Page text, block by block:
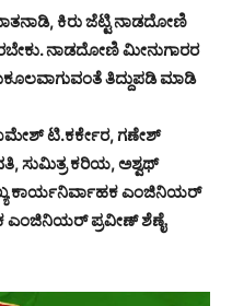
ಕಿರು ಜೆಟ್ಟಿ ನಾಡದೋಣಿ
ನಾಡದೋಣಿ ಮೀನುಗಾರರ
ತಿದ್ದುಪಡಿ ಮಾಡಿ
ಟಿ.ಕರ್ಕೇರ, ಗಣೇಶ್
ಸುಮಿತ್ರ ಕರಿಯ, ಅಶ್ವಥ್
ಕಾರ್ಯನಿರ್ವಾಹಕ ಎಂಜಿನಿಯರ್
ಪ್ರವೀಣ್ ಶೆಣೈ